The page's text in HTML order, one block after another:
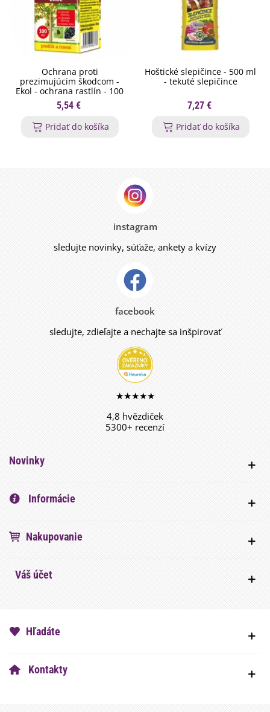
Ochrana proti
prezimujúcim škodcom -
Ekol - ochrana rastlín - 100
ml
5,54 €
Pridať do košíka
Hoštické slepičince - 500 ml
- tekuté slepičince
7,27 €
Pridať do košíka
instagram
sledujte novinky, súťaže, ankety a kvízy
facebook
sledujte, zdieľajte a nechajte sa inšpirovať
★★★★★
4,8 hvězdiček
5300+ recenzí
Novinky
Informácie
Nakupovanie
Váš účet
Hľadáte
Kontakty